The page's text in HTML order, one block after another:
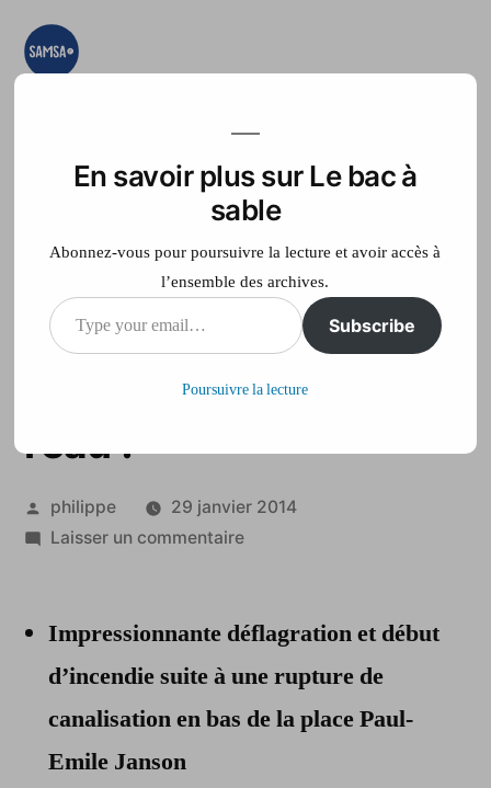
Aller
teste, on expérimente
Accueil France Télé
Tournai : la cathédrale
a bien failli prendre
l’eau !
Publié
par
philippe
29 janvier 2014
Laisser un commentairesur
la
a
bien
Impressionnante déflagration et début
d’incendie suite à une rupture de
canalisation en bas de la place Paul-
Emile Janson
En savoir plus sur Le bac à
sable
Abonnez-vous pour poursuivre la lecture et avoir accès à
l’ensemble des archives.
Type
your
Subscribe
Poursuivre la lecture